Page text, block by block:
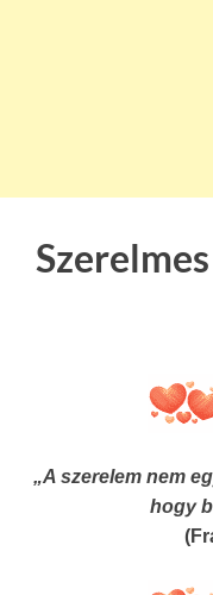
„A szerelem nem
hogy